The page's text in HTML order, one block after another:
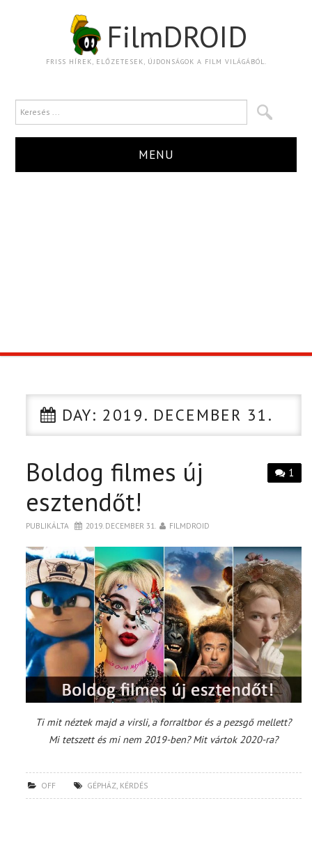
FilmDROID
FRISS HÍREK, ELŐZETESEK, ÚJDONSÁGOK A FILM VILÁGÁBÓL.
MENU
CIKK
PÓLÓ RENDELÉS
DAY: 2019. DECEMBER 31.
1
Boldog filmes új
esztendőt!
PUBLIKÁLTA 2019. DECEMBER 31. FILMDROID
Ti mit néztek majd a virsli, a forraltbor és a pezsgő mellett?
Mi tetszett és mi nem 2019-ben?Mit vártok 2020-ra?
OFF GÉPHÁZ KÉRDÉS